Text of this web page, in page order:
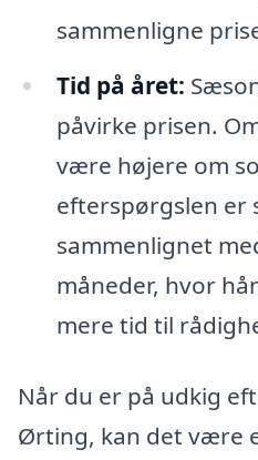
sammenligne
Tid på året:
påvirke prisen.
være højere om
efterspørgslen er
sammenlignet
måneder, hvor
mere tid til
Når du er på udkig
Ørting, kan det være